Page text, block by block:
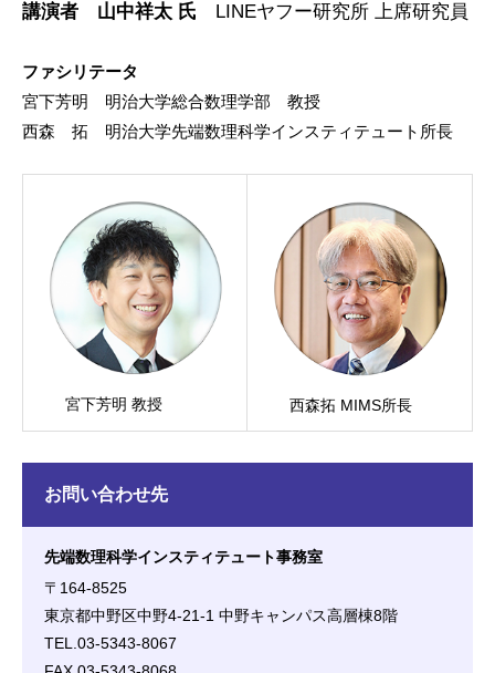
講演者 山中祥太 氏 LINEヤフー研究所 上席研究員
ファシリテータ
宮下芳明 明治大学総合数理学部 教授
西森 拓 明治大学先端数理科学インスティテュート所長
宮下芳明 教授 西森拓 MIMS所長
お問い合わせ先
先端数理科学インスティテュート事務室
〒164-8525
東京都中野区中野4-21-1 中野キャンパス高層棟8階
TEL.03-5343-8067